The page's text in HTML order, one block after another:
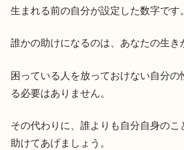
生まれる前の自分が設定した数字です。
誰かの助けになるのは、あなたの生き
困っている人を放っておけない自分の
る必要はありません。
その代わりに、誰よりも自分自身のこ
助けてあげましょう。